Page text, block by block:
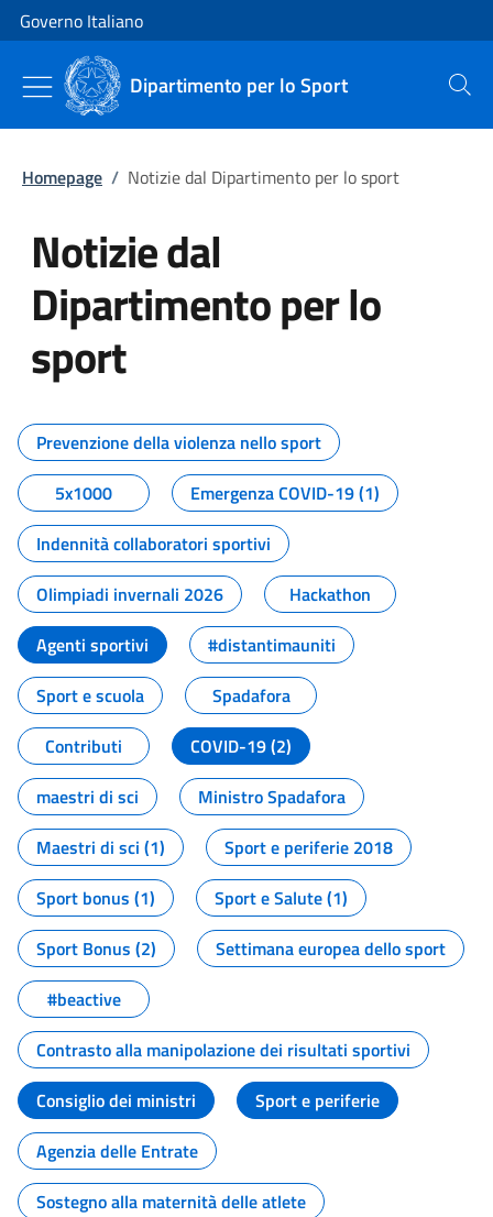
Vai al contenuto
Vai alla navigazione del sito
Governo Italiano
Dipartimento per lo Sport Cerca
Homepage / Notizie dal Dipartimento per lo sport
Notizie dal
Dipartimento per lo
sport
Tutti i contenuti della pagina
Prevenzione della violenza nello sport
5x1000
Emergenza COVID-19 (1)
Indennità collaboratori sportivi
Olimpiadi invernali 2026
Hackathon
Agenti sportivi
#distantimauniti
Sport e scuola
Spadafora
Contributi
COVID-19 (2)
maestri di sci
Ministro Spadafora
Maestri di sci (1)
Sport e periferie 2018
Sport bonus (1)
Sport e Salute (1)
Sport Bonus (2)
Settimana europea dello sport
#beactive
Contrasto alla manipolazione dei risultati sportivi
Consiglio dei ministri
Sport e periferie
Agenzia delle Entrate
Sostegno alla maternità delle atlete